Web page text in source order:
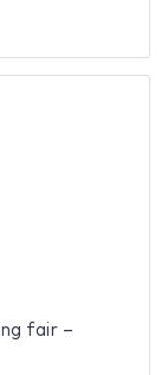
fair –